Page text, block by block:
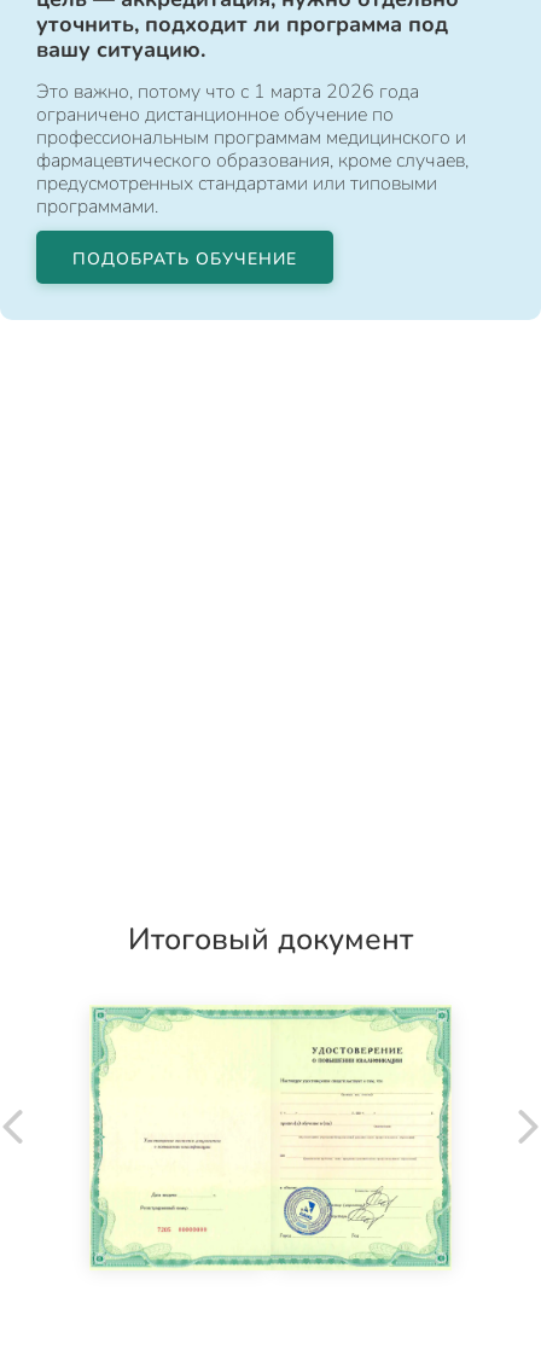
уточнить, подходит ли программа под
вашу ситуацию.
Это важно, потому что с 1 марта 2026 года
ограничено дистанционное обучение по
профессиональным программам медицинского и
фармацевтического образования, кроме случаев,
предусмотренных стандартами или типовыми
программами.
ПОДОБРАТЬ ОБУЧЕНИЕ
Итоговый документ